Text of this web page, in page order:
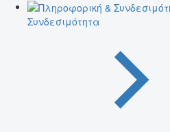
Συνδεσιμότητα